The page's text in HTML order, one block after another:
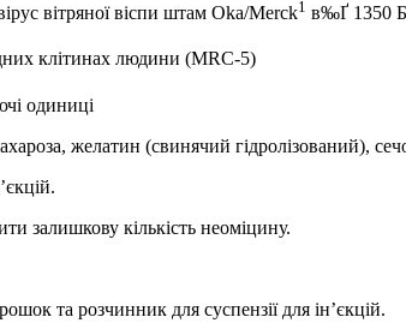
вітряної віспи штам Oka/Merck1 в‰Ґ 1350
клітинах людини (MRC-5)
одиниці
желатин (свинячий гідролізований),
залишкову кількість неоміцину.
та розчинник для суспензії для ін’єкцій.